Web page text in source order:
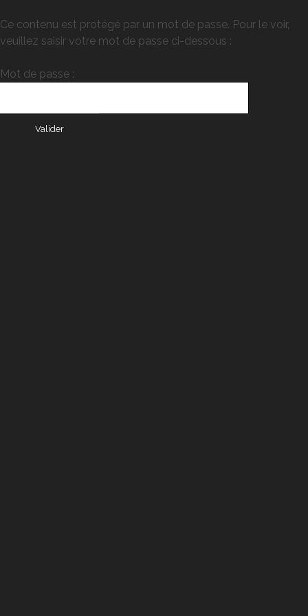
Ce contenu est protégé par un mot de passe. Pour le voir,
veuillez saisir votre mot de passe ci-dessous :
Mot de passe :